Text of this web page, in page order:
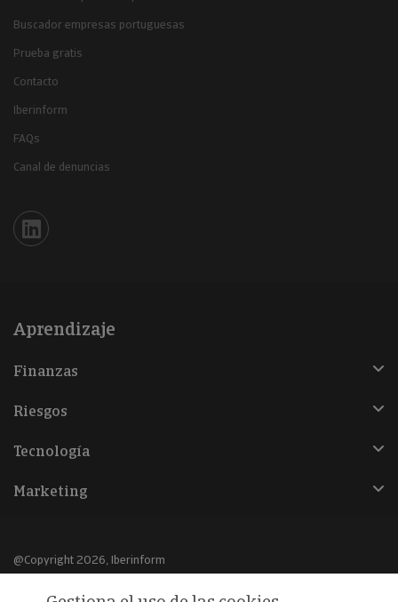
Buscador empresas portuguesas
Prueba gratis
Contacto
Iberinform
FAQs
Canal de denuncias
Iberinform en Linkedin
Aprendizaje
Finanzas
Riesgos
Tecnología
Marketing
@Copyright 2026, Iberinform